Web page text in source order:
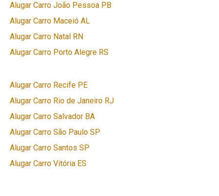
Alugar Carro João Pessoa PB
Alugar Carro Maceió AL
Alugar Carro Natal RN
Alugar Carro Porto Alegre RS
Alugar Carro Recife PE
Alugar Carro Rio de Janeiro RJ
Alugar Carro Salvador BA
Alugar Carro São Paulo SP
Alugar Carro Santos SP
Alugar Carro Vitória ES